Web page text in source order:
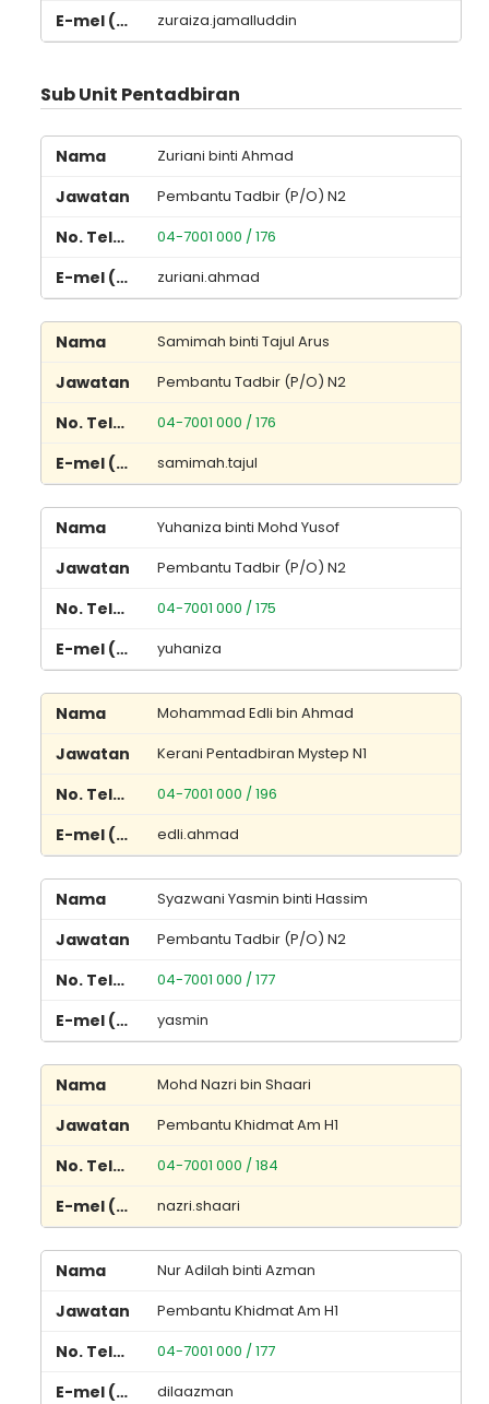
zuraiza.jamalluddin
Sub Unit Pentadbiran
Zuriani binti Ahmad
Pembantu Tadbir (P/O) N2
04-7001 000 / 176
zuriani.ahmad
Samimah binti Tajul Arus
Pembantu Tadbir (P/O) N2
04-7001 000 / 176
samimah.tajul
Yuhaniza binti Mohd Yusof
Pembantu Tadbir (P/O) N2
04-7001 000 / 175
yuhaniza
Mohammad Edli bin Ahmad
Kerani Pentadbiran Mystep N1
04-7001 000 / 196
edli.ahmad
Syazwani Yasmin binti Hassim
Pembantu Tadbir (P/O) N2
04-7001 000 / 177
yasmin
Mohd Nazri bin Shaari
Pembantu Khidmat Am H1
04-7001 000 / 184
nazri.shaari
Nur Adilah binti Azman
Pembantu Khidmat Am H1
04-7001 000 / 177
dilaazman